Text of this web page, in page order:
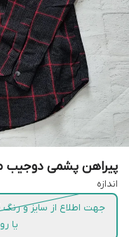
پیراهن پشمی دوجیب
اندازه
جهت اطلاع از سایز و
یا